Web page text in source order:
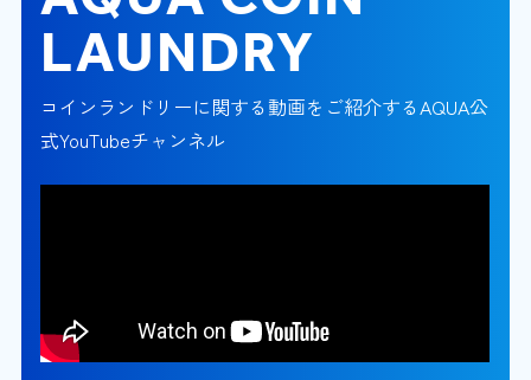
LAUNDRY
コインランドリーに関する動画をご紹介するAQUA公
式YouTubeチャンネル